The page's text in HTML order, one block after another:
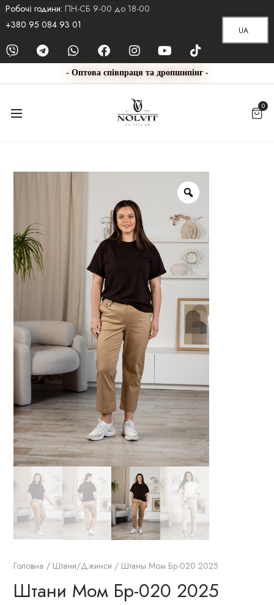
Робочі години: ПН-СБ 9-00 до 18-00
UA
+380 95 084 93 01
- Оптова співпраця та дропшипінг -
0
Головна / Штани/Джинси / Штаны Мом Бр-020 2025
Штани Мом Бр-020 2025